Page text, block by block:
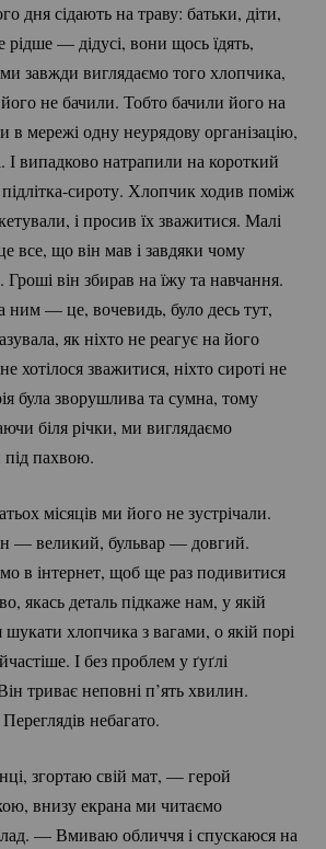
дня сідають на траву: батьки, діти,
— дідусі, вони щось їдять,
завжди виглядаємо того хлопчика,
не бачили. Тобто бачили його на
в мережі одну неурядову організацію,
випадково натрапили на короткий
підлітка-сироту. Хлопчик ходив поміж
і просив їх зважитися. Малі
все, що він мав і завдяки чому
він збирав на їжу та навчання.
ним — це, вочевидь, було десь тут,
як ніхто не реагує на його
хотілося зважитися, ніхто сироті не
була зворушлива та сумна, тому
біля річки, ми виглядаємо
під пахвою.
місяців ми його не зустрічали.
— великий, бульвар — довгий.
в інтернет, щоб ще раз подивитися
якась деталь підкаже нам, у якій
шукати хлопчика з вагами, о якій порі
І без проблем у ґуґлі
триває неповні п’ять хвилин.
небагато.
згортаю свій мат, — герой
внизу екрана ми читаємо
— Вмиваю обличчя і спускаюся на